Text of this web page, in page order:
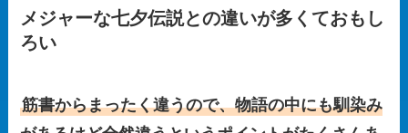
メジャーな七夕伝説との違いが多くておもし
ろい
筋書からまったく違うので、物語の中にも馴染み